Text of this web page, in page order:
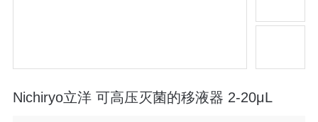
Nichiryo立洋 可高压灭菌的移液器 2-20μL